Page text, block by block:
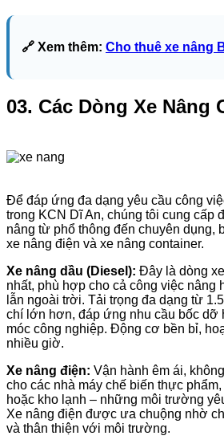
🔗 Xem thêm: Cho thuê xe nâng
03. Các Dòng Xe Nâng
Để đáp ứng đa dạng yêu cầu công
trong KCN Dĩ An, chúng tôi cung cấp
nâng từ phổ thông đến chuyên dụng,
xe nâng điện và xe nâng container.
Xe nâng dầu (Diesel): Đây là dòng
nhất, phù hợp cho cả công việc nâng
lẫn ngoài trời. Tải trọng đa dạng từ
chí lớn hơn, đáp ứng nhu cầu bốc dỡ
móc công nghiệp. Động cơ bền bỉ,
nhiều giờ.
Xe nâng điện: Vận hành êm ái,
cho các nhà máy chế biến thực
hoặc kho lạnh – những môi trường
Xe nâng điện được ưa chuộng nhờ
và thân thiện với môi trường.